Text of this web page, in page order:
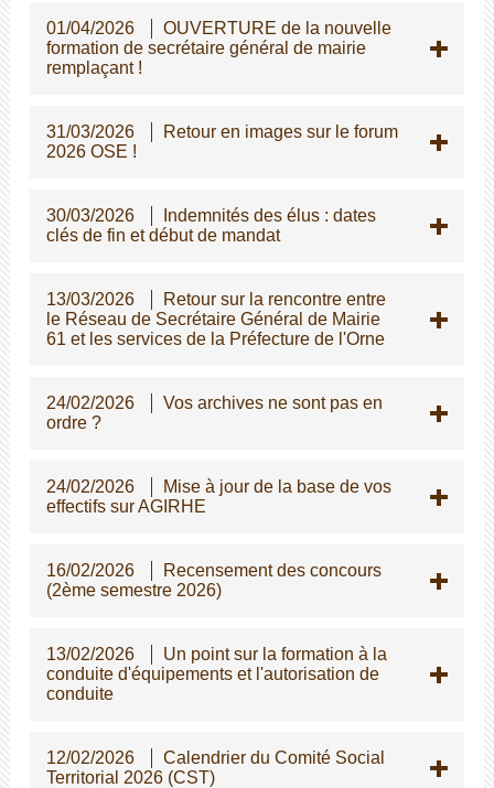
01/04/2026
OUVERTURE de la nouvelle
formation de secrétaire général de mairie
remplaçant !
31/03/2026
Retour en images sur le forum
2026 OSE !
30/03/2026
Indemnités des élus : dates
clés de fin et début de mandat
13/03/2026
Retour sur la rencontre entre
le Réseau de Secrétaire Général de Mairie
61 et les services de la Préfecture de l'Orne
24/02/2026
Vos archives ne sont pas en
ordre ?
24/02/2026
Mise à jour de la base de vos
effectifs sur AGIRHE
16/02/2026
Recensement des concours
(2ème semestre 2026)
13/02/2026
Un point sur la formation à la
conduite d'équipements et l'autorisation de
conduite
12/02/2026
Calendrier du Comité Social
Territorial 2026 (CST)